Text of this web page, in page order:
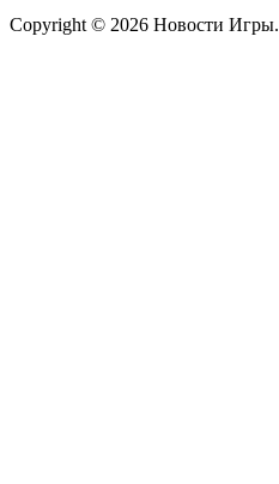
Copyright © 2026 Новости Игры.